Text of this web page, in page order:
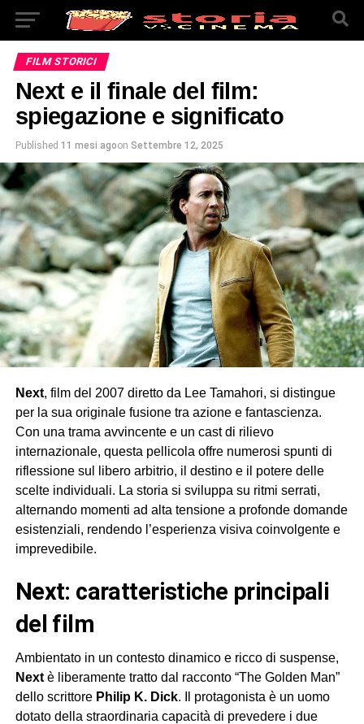
FILM STORICI
Next e il finale del film:
spiegazione e significato
Published 11 mesi agoon Settembre 12, 2025
Next, film del 2007 diretto da Lee Tamahori, si distingue
per la sua originale fusione tra azione e fantascienza.
Con una trama avvincente e un cast di rilievo
internazionale, questa pellicola offre numerosi spunti di
riflessione sul libero arbitrio, il destino e il potere delle
scelte individuali. La storia si sviluppa su ritmi serrati,
alternando momenti ad alta tensione a profonde domande
esistenziali, rendendo l’esperienza visiva coinvolgente e
imprevedibile.
next: caratteristiche principali
del film
Ambientato in un contesto dinamico e ricco di suspense,
Nextè liberamente tratto dal racconto “The Golden Man”
dello scrittore Philip K. Dick. Il protagonista è un uomo
dotato della straordinaria capacità di prevedere i due